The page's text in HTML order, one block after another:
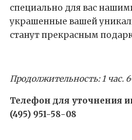
специально для вас
украшенные вашей
станут прекрасным
Продолжительность: 1 час.
Телефон для уточнения
(495) 951-58-08